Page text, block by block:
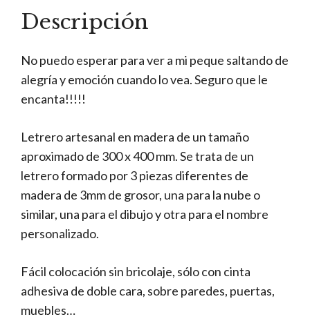
Descripción
No puedo esperar para ver a mi peque saltando de
alegría y emoción cuando lo vea. Seguro que le
encanta!!!!!
Letrero artesanal en madera de un tamaño
aproximado de 300 x 400 mm. Se trata de un
letrero formado por 3 piezas diferentes de
madera de 3mm de grosor, una para la nube o
similar, una para el dibujo y otra para el nombre
personalizado.
Fácil colocación sin bricolaje, sólo con cinta
adhesiva de doble cara, sobre paredes, puertas,
muebles…